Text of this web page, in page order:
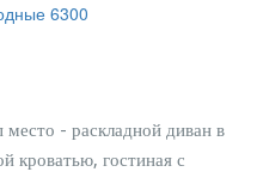
6300
- раскладной диван в
кроватью, гостиная с